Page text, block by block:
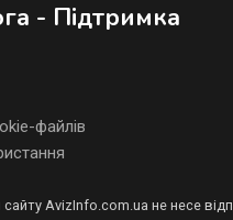
- Підтримка
файлів
сайту AvizInfo.com.ua не несе